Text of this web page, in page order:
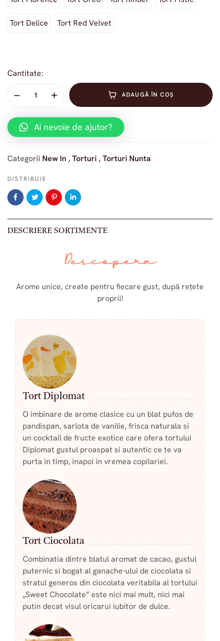
Tort Delice Tort Red Velvet
Cantitate:
ADAUGĂ ÎN COȘ
Ai nevoie de ajutor?
Categorii New In ,Torturi ,Torturi Nunta
DISTRIBUIE
DESCRIERE SORTIMENTE
Descopera
Arome unice, create pentru fiecare gust, după rețete
proprii!
Tort Diplomat
O imbinare de arome clasice cu un blat pufos de
pandispan, sarlota de vanilie, frisca naturala si
un cocktail de fructe exotice care ofera tortului
Diplomat gustul proaspat si autentic ce te va
purta in timp, inapoi in vremea copilariei.
Tort Ciocolata
Combinatia dintre blatul aromat de cacao, gustul
puternic si bogat al ganache-ului de ciocolata si
stratul generos din ciocolata veritabila al tortului
„Sweet Chocolate” este nici mai mult, nici mai
putin decat visul oricarui iubitor de dulce.